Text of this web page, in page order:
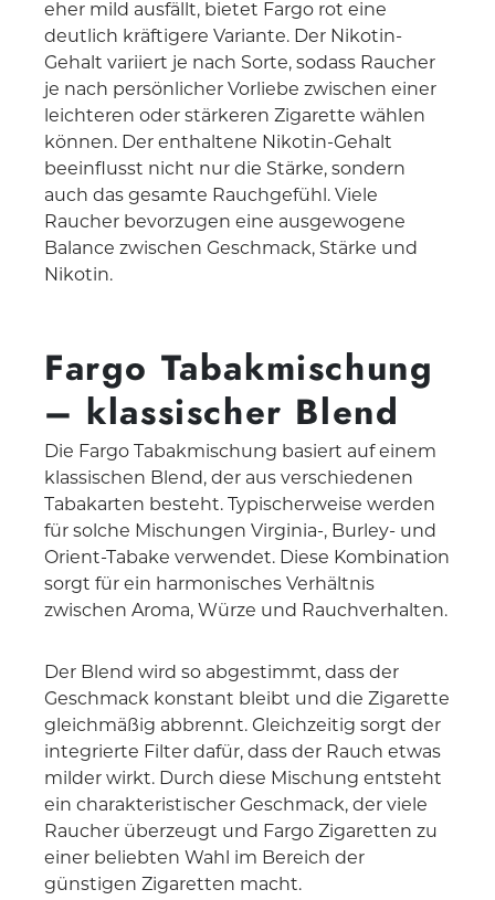
eher mild ausfällt, bietet Fargo rot eine
deutlich kräftigere Variante. Der Nikotin-
Gehalt variiert je nach Sorte, sodass Raucher
je nach persönlicher Vorliebe zwischen einer
leichteren oder stärkeren Zigarette wählen
können. Der enthaltene Nikotin-Gehalt
beeinflusst nicht nur die Stärke, sondern
auch das gesamte Rauchgefühl. Viele
Raucher bevorzugen eine ausgewogene
Balance zwischen Geschmack, Stärke und
Nikotin.
Fargo Tabakmischung
– klassischer Blend
Die Fargo Tabakmischung basiert auf einem
klassischen Blend, der aus verschiedenen
Tabakarten besteht. Typischerweise werden
für solche Mischungen Virginia-, Burley- und
Orient-Tabake verwendet. Diese Kombination
sorgt für ein harmonisches Verhältnis
zwischen Aroma, Würze und Rauchverhalten.
Der Blend wird so abgestimmt, dass der
Geschmack konstant bleibt und die Zigarette
gleichmäßig abbrennt. Gleichzeitig sorgt der
integrierte Filter dafür, dass der Rauch etwas
milder wirkt. Durch diese Mischung entsteht
ein charakteristischer Geschmack, der viele
Raucher überzeugt und Fargo Zigaretten zu
einer beliebten Wahl im Bereich der
günstigen Zigaretten macht.